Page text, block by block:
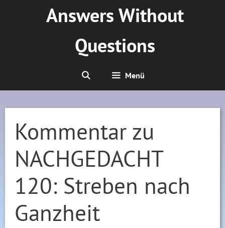
Answers Without
Questions
Menü
Kommentar zu
NACHGEDACHT
120: Streben nach
Ganzheit